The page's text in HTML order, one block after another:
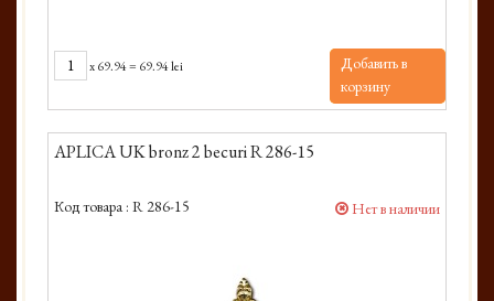
x69.94= 69.94 lei
Добавить в
корзину
APLICA UK bronz 2 becuri R 286-15
Код товара : R 286-15 Нет в наличии